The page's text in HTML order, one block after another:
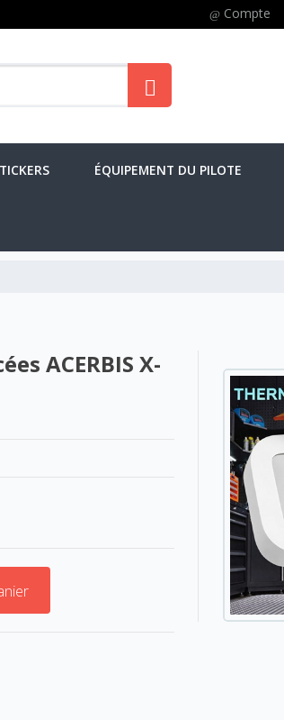
Compte
ÉQUIPEMENT DU PILOTE
ACERBIS X-